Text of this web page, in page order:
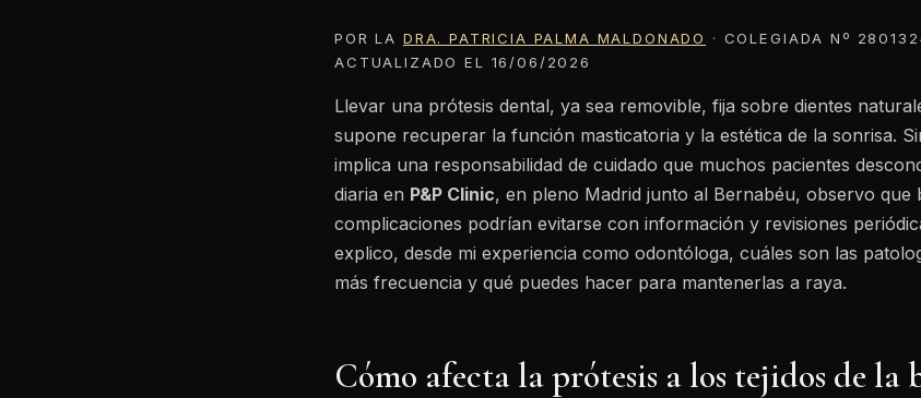
POR LA DRA. PATRICIA PALMA MALDONADO
· COLEGIADA Nº
ACTUALIZADO EL 16/06/2026
Llevar una prótesis dental, ya sea removible, fija sobre dientes
supone recuperar la función masticatoria y la estética de la sonrisa.
implica una responsabilidad de cuidado que muchos pacientes
diaria en P&P Clinic, en pleno Madrid junto al Bernabéu, observo que
complicaciones podrían evitarse con información y revisiones
explico, desde mi experiencia como odontóloga, cuáles son las
más frecuencia y qué puedes hacer para mantenerlas a raya.
Cómo afecta la prótesis a los tejidos de la